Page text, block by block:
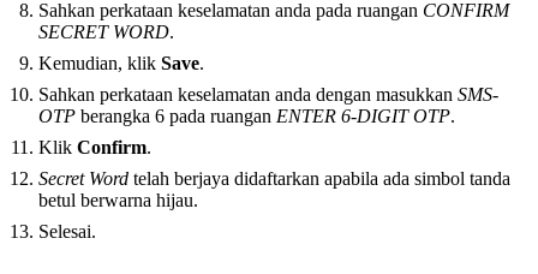
Sahkan perkataan keselamatan anda pada ruangan CONFIRM
SECRET WORD.
Kemudian, klik Save.
Sahkan perkataan keselamatan anda dengan masukkan SMS-
OTP berangka 6 pada ruangan ENTER 6-DIGIT OTP.
Klik Confirm.
Secret Word telah berjaya didaftarkan apabila ada simbol tanda
betul berwarna hijau.
Selesai.